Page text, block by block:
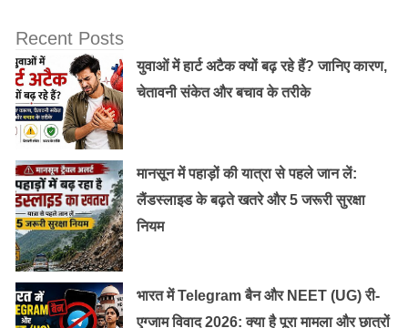
Old Random Post
मुलेठी के औषधीय गुण
अगर पाना है स्लिम फिगर, तो खजूर का सेवन हैं
जरुरी……
Recent Posts
युवाओं में हार्ट अटैक क्यों बढ़ रहे हैं? जानिए कारण,
चेतावनी संकेत और बचाव के तरीके
मानसून में पहाड़ों की यात्रा से पहले जान लें:
लैंडस्लाइड के बढ़ते खतरे और 5 जरूरी सुरक्षा
नियम
भारत में Telegram बैन और NEET (UG) री-
एग्जाम विवाद 2026: क्या है पूरा मामला और छात्रों